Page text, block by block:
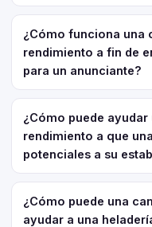
¿Cómo funciona una
rendimiento a fin de
para un anunciante?
¿Cómo puede
rendimiento a que
potenciales a su
¿Cómo puede una
ayudar a una